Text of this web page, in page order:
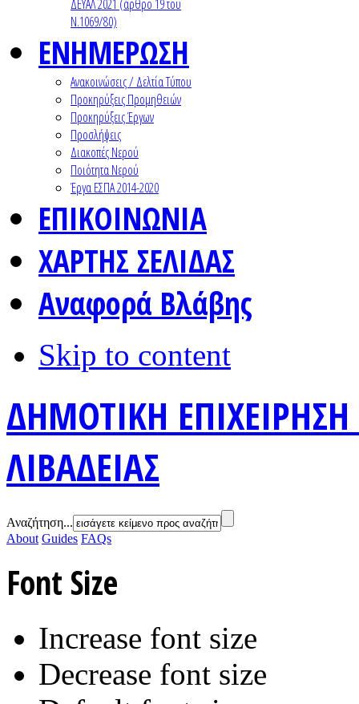
ΔΕΥΑΛ 2021 (άρθρο 19 του
Ν.1069/80)
ΕΝΗΜΕΡΩΣΗ
Ανακοινώσεις / Δελτία Τύπου
Προκηρύξεις Προμηθειών
Προκηρύξεις Έργων
Προσλήψεις
Διακοπές Νερού
Ποιότητα Νερού
Έργα ΕΣΠΑ 2014-2020
ΕΠΙΚΟΙΝΩΝΙΑ
ΧΑΡΤΗΣ ΣΕΛΙΔΑΣ
Αναφορά Βλάβης
Skip to content
ΔΗΜΟΤΙΚΗ
ΛΙΒΑΔΕΙΑΣ
Αναζήτηση...
About Guides FAQs
Font Size
Increase font size
Decrease font size